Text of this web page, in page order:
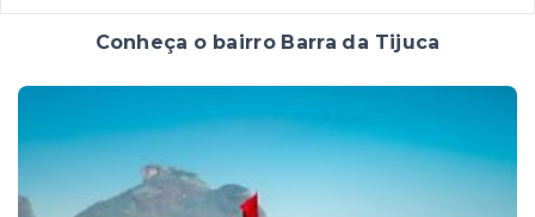
Conheça o bairro Barra da Tijuca